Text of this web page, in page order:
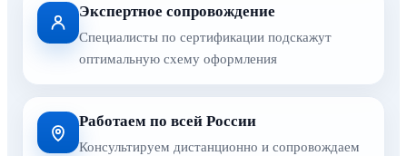
Экспертное сопровождение
Специалисты по сертификации подскажут
оптимальную схему оформления
Работаем по всей России
Консультируем дистанционно и сопровождаем